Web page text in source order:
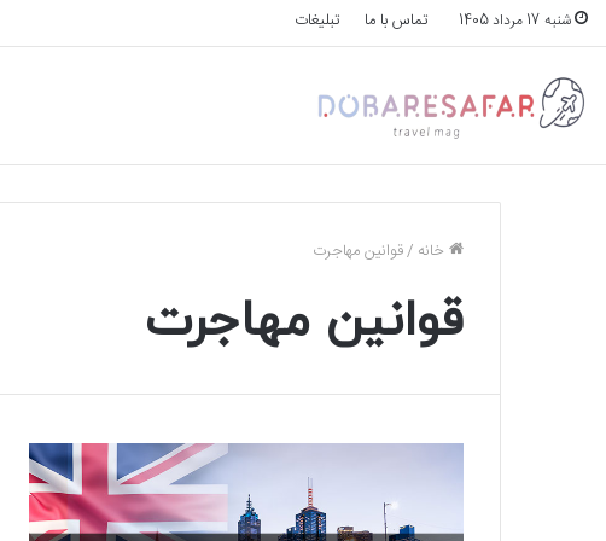
شنبه 17 مرداد 1405 تماس با ما تبلیغات
خانه /قوانین مهاجرت
قوانین مهاجرت